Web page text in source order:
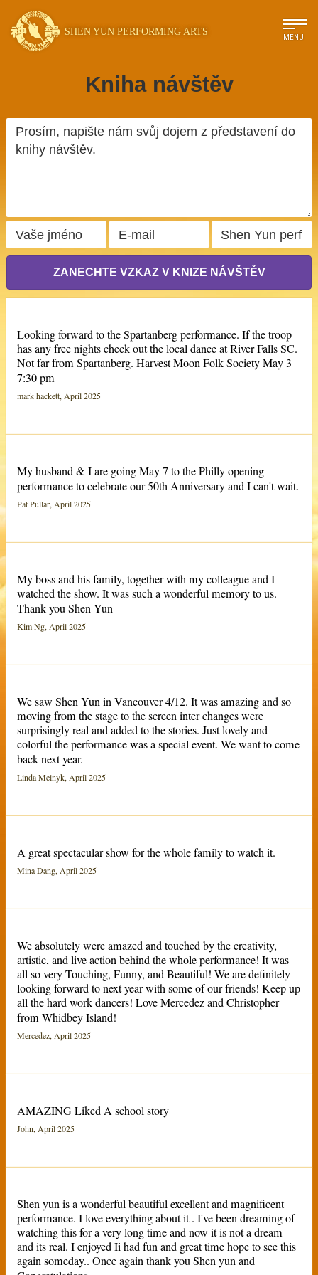
SHEN YUN PERFORMING ARTS
MENU
Kniha návštěv
ZANECHTE VZKAZ V KNIZE NÁVŠTĚV
Looking forward to the Spartanberg performance. If the troop
has any free nights check out the local dance at River Falls SC.
Not far from Spartanberg. Harvest Moon Folk Society May 3
7:30 pm
mark hackett, April 2025
My husband & I are going May 7 to the Philly opening
performance to celebrate our 50th Anniversary and I can't wait.
Pat Pullar, April 2025
My boss and his family, together with my colleague and I
watched the show. It was such a wonderful memory to us.
Thank you Shen Yun
Kim Ng, April 2025
We saw Shen Yun in Vancouver 4/12. It was amazing and so
moving from the stage to the screen inter changes were
surprisingly real and added to the stories. Just lovely and
colorful the performance was a special event. We want to come
back next year.
Linda Melnyk, April 2025
A great spectacular show for the whole family to watch it.
Mina Dang, April 2025
We absolutely were amazed and touched by the creativity,
artistic, and live action behind the whole performance! It was
all so very Touching, Funny, and Beautiful! We are definitely
looking forward to next year with some of our friends! Keep up
all the hard work dancers! Love Mercedez and Christopher
from Whidbey Island!
Mercedez, April 2025
AMAZING Liked A school story
John, April 2025
Shen yun is a wonderful beautiful excellent and magnificent
performance. I love everything about it . I've been dreaming of
watching this for a very long time and now it is not a dream
and its real. I enjoyed Ii had fun and great time hope to see this
again someday.. Once again thank you Shen yun and